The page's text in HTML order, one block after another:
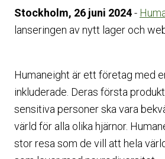
Stockholm, 26 juni 2024-
lanseringen av nytt lager och
Humaneight är ett företag med
inkluderade. Deras första
sensitiva personer ska vara
värld för alla olika hjärnor.
stor resa som de vill att hela